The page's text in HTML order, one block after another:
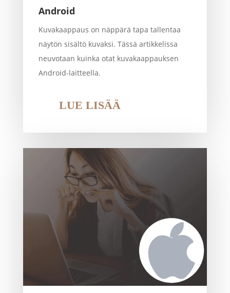
Android
Kuvakaappaus on näppärä tapa tallentaa
näytön sisältö kuvaksi. Tässä artikkelissa
neuvotaan kuinka otat kuvakaappauksen
Android-laitteella.
LUE LISÄÄ